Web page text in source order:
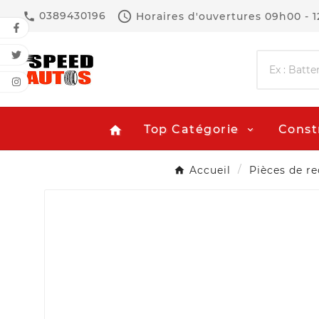
 0389430196  Horaires d'ouvertures 09h00 -
home Top Catégorie
Accueil Pièces de